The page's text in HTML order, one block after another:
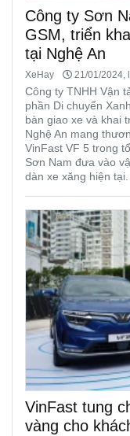
Công ty Sơn
GSM, triển
tại Nghệ An
XeHay 21/01/2024,
Công ty TNHH Vận
phần Di chuyển
bàn giao xe và khai
Nghệ An mang
VinFast VF 5 trong
Sơn Nam đưa vào
dàn xe xăng hiện tại.
VinFast tung
vàng cho